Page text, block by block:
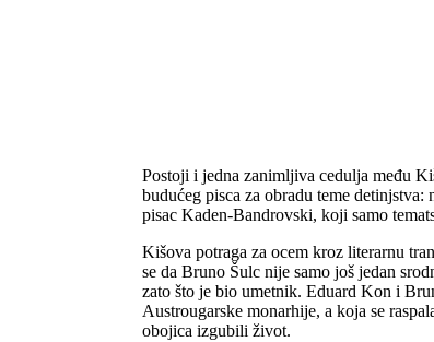
Postoji i jedna zanimljiva cedulja među
budućeg pisca za obradu teme detinjstva:
pisac Kaden-Bandrovski, koji samo
Kišova potraga za ocem kroz literarnu
se da Bruno Šulc nije samo još jedan
zato što je bio umetnik. Eduard Kon i
Austrougarske monarhije, a koja se
obojica izgubili život.